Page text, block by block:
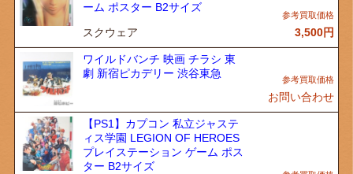
ーム ポスター B2サイズ
スクウェア 3,500円
ワイルドバンチ 映画 チラシ 東
劇 新宿ピカデリー 渋谷東急
お問い合わせ
【PS1】カプコン 私立ジャステ
ィス学園 LEGION OF HEROES
プレイステーション ゲーム ポス
ター B2サイズ